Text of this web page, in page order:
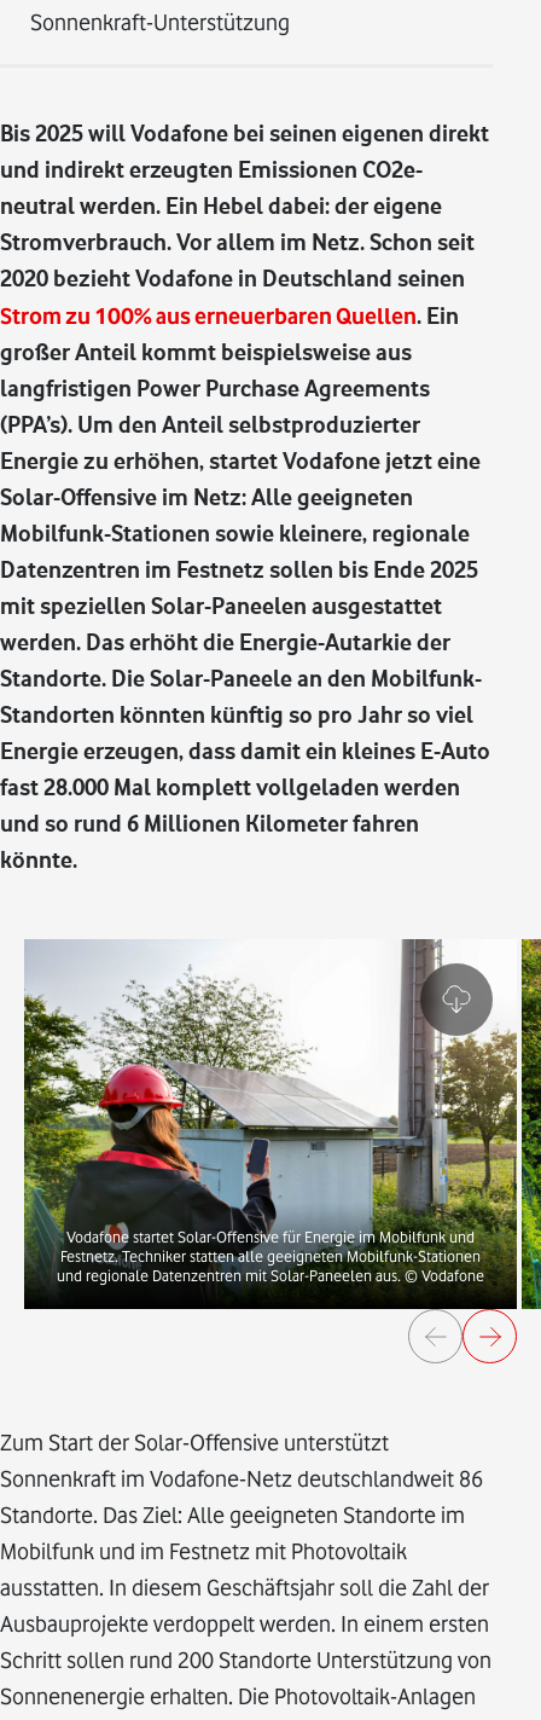
Sonnenkraft-Unterstützung
Bis 2025 will Vodafone bei seinen eigenen direkt
und indirekt erzeugten Emissionen CO2e-
neutral werden. Ein Hebel dabei: der eigene
Stromverbrauch. Vor allem im Netz. Schon seit
2020 bezieht Vodafone in Deutschland seinen
Strom zu 100% aus erneuerbaren Quellen. Ein
großer Anteil kommt beispielsweise aus
langfristigen Power Purchase Agreements
(PPA’s). Um den Anteil selbstproduzierter
Energie zu erhöhen, startet Vodafone jetzt eine
Solar-Offensive im Netz: Alle geeigneten
Mobilfunk-Stationen sowie kleinere, regionale
Datenzentren im Festnetz sollen bis Ende 2025
mit speziellen Solar-Paneelen ausgestattet
werden. Das erhöht die Energie-Autarkie der
Standorte. Die Solar-Paneele an den Mobilfunk-
Standorten könnten künftig so pro Jahr so viel
Energie erzeugen, dass damit ein kleines E-Auto
fast 28.000 Mal komplett vollgeladen werden
und so rund 6 Millionen Kilometer fahren
könnte.
Vodafone startet Solar-Offensive für Energie im Mobilfunk und
Festnetz. Techniker statten alle geeigneten Mobilfunk-Stationen
und regionale Datenzentren mit Solar-Paneelen aus. © Vodafone
Zum Start der Solar-Offensive unterstützt
Sonnenkraft im Vodafone-Netz deutschlandweit 86
Standorte. Das Ziel: Alle geeigneten Standorte im
Mobilfunk und im Festnetz mit Photovoltaik
ausstatten. In diesem Geschäftsjahr soll die Zahl der
Ausbauprojekte verdoppelt werden. In einem ersten
Schritt sollen rund 200 Standorte Unterstützung von
Sonnenenergie erhalten. Die Photovoltaik-Anlagen